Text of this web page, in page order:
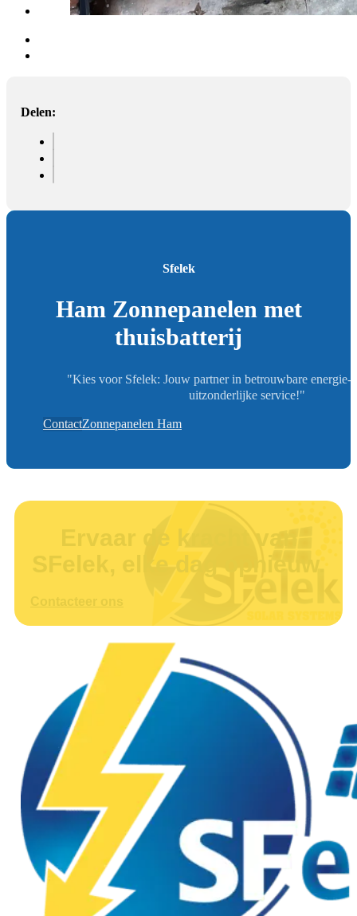
Delen:
Sfelek
Ham Zonnepanelen met
thuisbatterij
"Kies voor Sfelek: Jouw partner in betrouwbare energie-
uitzonderlijke service!"
ContactZonnepanelen Ham
Ervaar de kracht van
SFelek, elke dag opnieuw.
Contacteer ons